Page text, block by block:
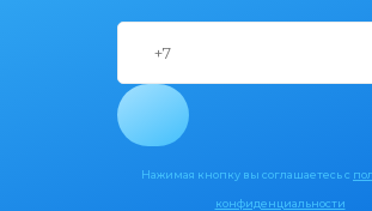
Нажимая кнопку вы соглашаетесь с
конфиденциальности